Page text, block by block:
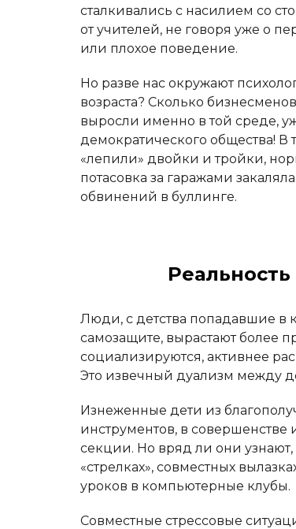
сталкивались с насилием со
от учителей, не говоря уже о
или плохое поведение.
Но разве нас окружают
возраста? Сколько
выросли именно в той среде,
демократического общества!
«лепили» двойки и тройки,
потасовка за гаражами
обвинений в буллинге.
Люди, с детства попадавшие в
самозащите, вырастают более
социализируются, активнее
Это извечный дуализм между
Изнеженные дети из
инструментов, в
секции. Но вряд ли они узнают,
«стрелках», совместных
уроков в компьютерные клубы.
Совместные стрессовые